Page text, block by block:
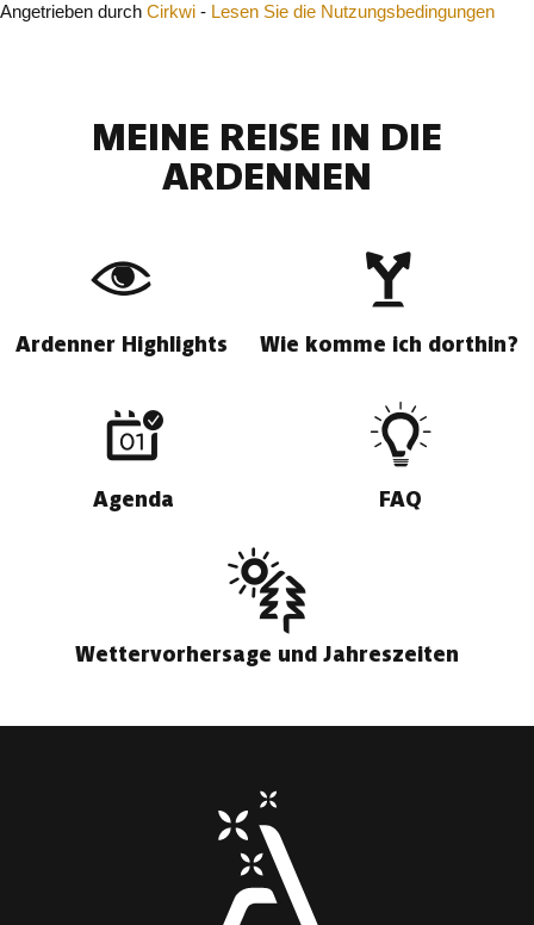
Angetrieben durch Cirkwi - Lesen Sie die Nutzungsbedingungen
MEINE REISE IN DIE
ARDENNEN
Ardenner Highlights Wie komme ich dorthin?
Agenda FAQ
Wettervorhersage und Jahreszeiten